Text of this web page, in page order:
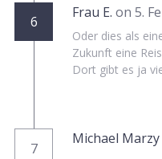
6
Frau E. on 5.
Oder dies als
Zukunft eine
Dort gibt es ja
7
Michael Marzy